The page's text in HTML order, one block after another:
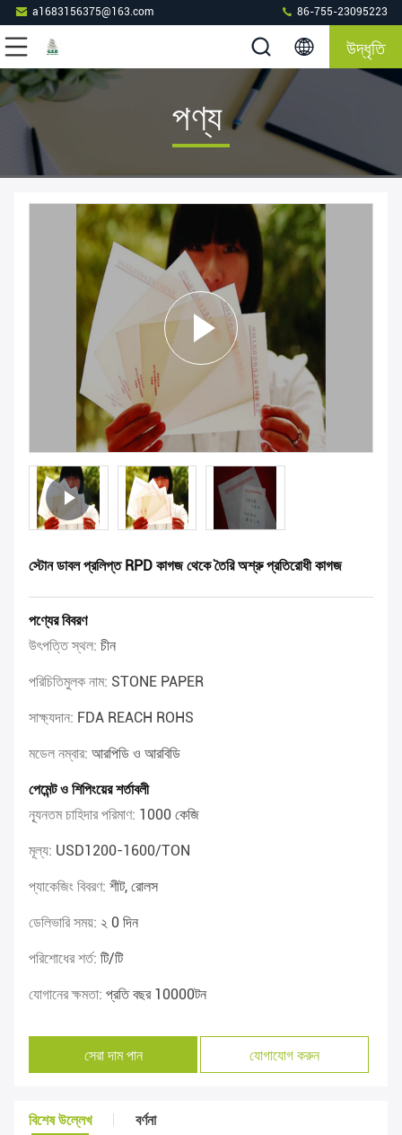
a1683156375@163.com 86-755-23095223
উদ্ধৃতি
পণ্য
স্টোন ডাবল প্রলিপ্ত RPD কাগজ থেকে তৈরি অশ্রু প্রতিরোধী কাগজ
পণ্যের বিবরণ
উৎপত্তি স্থল: চীন
পরিচিতিমুলক নাম: STONE PAPER
সাক্ষ্যদান: FDA REACH ROHS
মডেল নম্বার: আরপিডি ও আরবিডি
পেমেন্ট ও শিপিংয়ের শর্তাবলী
ন্যূনতম চাহিদার পরিমাণ: 1000 কেজি
মূল্য: USD1200-1600/TON
প্যাকেজিং বিবরণ: শীট, রোলস
ডেলিভারি সময়: ২ 0 দিন
পরিশোধের শর্ত: টি/টি
যোগানের ক্ষমতা: প্রতি বছর 10000টন
সেরা দাম পান যোগাযোগ করুন
বিশেষ উল্লেখ বর্ণনা